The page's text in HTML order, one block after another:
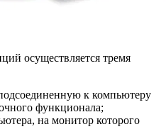
осуществляется тремя
к компьютеру
функционала;
на монитор которого